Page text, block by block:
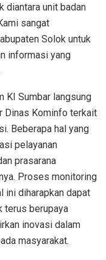
diantara unit badan
sangat
Solok untuk
informasi yang
KI Sumbar langsung
Dinas Kominfo terkait
Beberapa hal yang
pelayanan
prasarana
Proses monitoring
ini diharapkan dapat
terus berupaya
inovasi dalam
masyarakat.